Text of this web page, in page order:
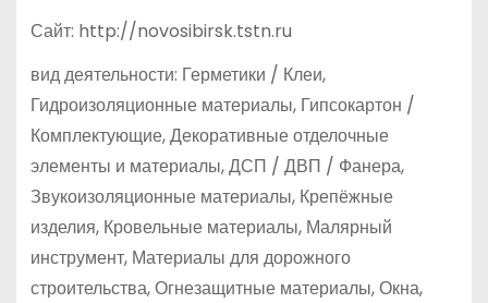
Сайт: http://novosibirsk.tstn.ru
вид деятельности: Герметики / Клеи,
Гидроизоляционные материалы, Гипсокартон /
Комплектующие, Декоративные отделочные
элементы и материалы, ДСП / ДВП / Фанера,
Звукоизоляционные материалы, Крепёжные
изделия, Кровельные материалы, Малярный
инструмент, Материалы для дорожного
строительства, Огнезащитные материалы, Окна,